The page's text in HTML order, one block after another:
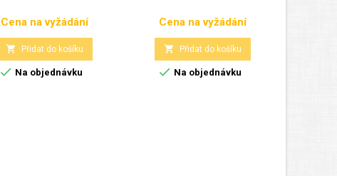
Cena
Cena na vyžádání
 Přidat do košíku
 Na objednávku
Cena
Cena na vyžádání
 Přidat do košíku
 Na objednávku